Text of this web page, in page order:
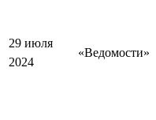
29 июля
2024
«Ведомости»